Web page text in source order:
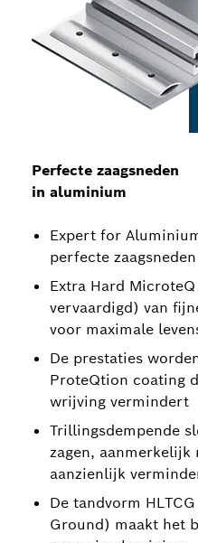
Perfecte zaagsneden
in aluminium
Expert for
perfecte
Extra Hard
vervaardigd) van
voor maximale
De prestaties
ProteQtion coating
wrijving vermindert
Trillingsdempende
zagen, aanmerkelijk
aanzienlijk
De tandvorm
Ground) maakt het